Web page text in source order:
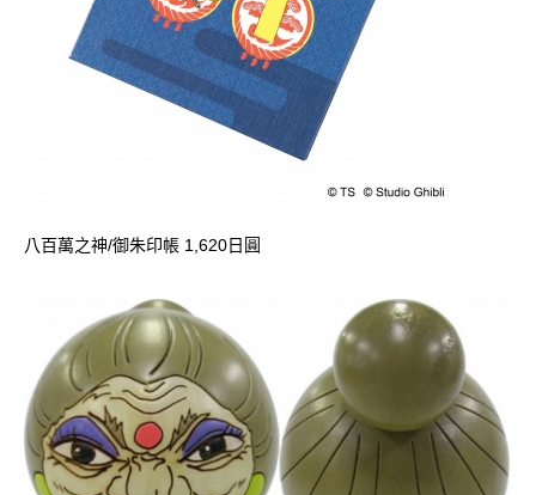
八百萬之神/御朱印帳 1,620日圓